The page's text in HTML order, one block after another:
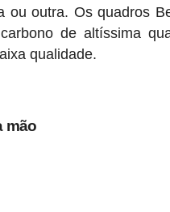
ou outra. Os quadros
de altíssima
qualidade.
mão